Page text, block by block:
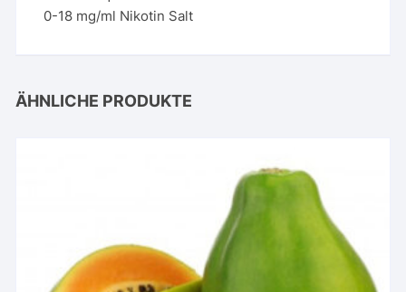
0-18 mg/ml Nikotin Salt
ÄHNLICHE PRODUKTE